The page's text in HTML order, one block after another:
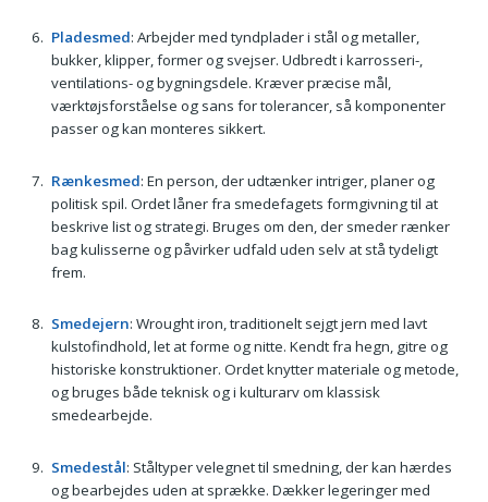
Pladesmed: Arbejder med tyndplader i stål og metaller,
bukker, klipper, former og svejser. Udbredt i karrosseri-,
ventilations- og bygningsdele. Kræver præcise mål,
værktøjsforståelse og sans for tolerancer, så komponenter
passer og kan monteres sikkert.
Rænkesmed: En person, der udtænker intriger, planer og
politisk spil. Ordet låner fra smedefagets formgivning til at
beskrive list og strategi. Bruges om den, der smeder rænker
bag kulisserne og påvirker udfald uden selv at stå tydeligt
frem.
Smedejern: Wrought iron, traditionelt sejgt jern med lavt
kulstofindhold, let at forme og nitte. Kendt fra hegn, gitre og
historiske konstruktioner. Ordet knytter materiale og metode,
og bruges både teknisk og i kulturarv om klassisk
smedearbejde.
Smedestål: Ståltyper velegnet til smedning, der kan hærdes
og bearbejdes uden at sprække. Dækker legeringer med